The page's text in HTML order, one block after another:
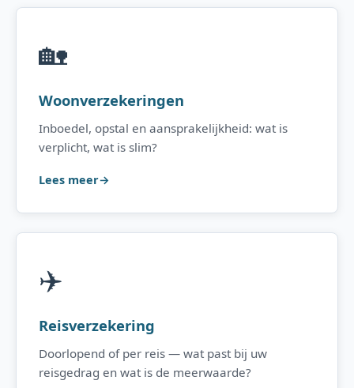
🏡
Woonverzekeringen
Inboedel, opstal en aansprakelijkheid: wat is
verplicht, wat is slim?
Lees meer
✈️
Reisverzekering
Doorlopend of per reis — wat past bij uw
reisgedrag en wat is de meerwaarde?